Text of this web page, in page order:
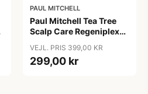
PAUL MITCHELL
Paul Mitchell Tea Tree
Scalp Care Regeniplex
VEJL. PRIS 399,00 KR
299,00 kr